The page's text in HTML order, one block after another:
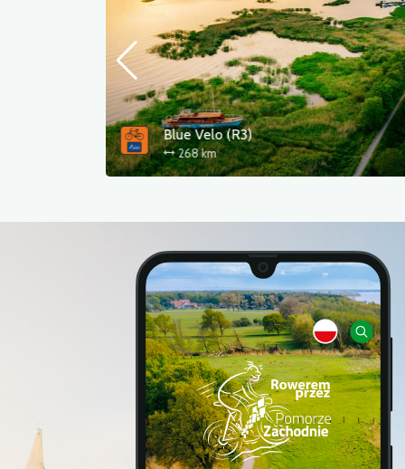
Berlin - Szczecin - Kołobrzeg
800 km